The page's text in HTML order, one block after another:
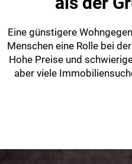
Eine günstigere
Menschen eine Rolle bei
Hohe Preise und
aber viele